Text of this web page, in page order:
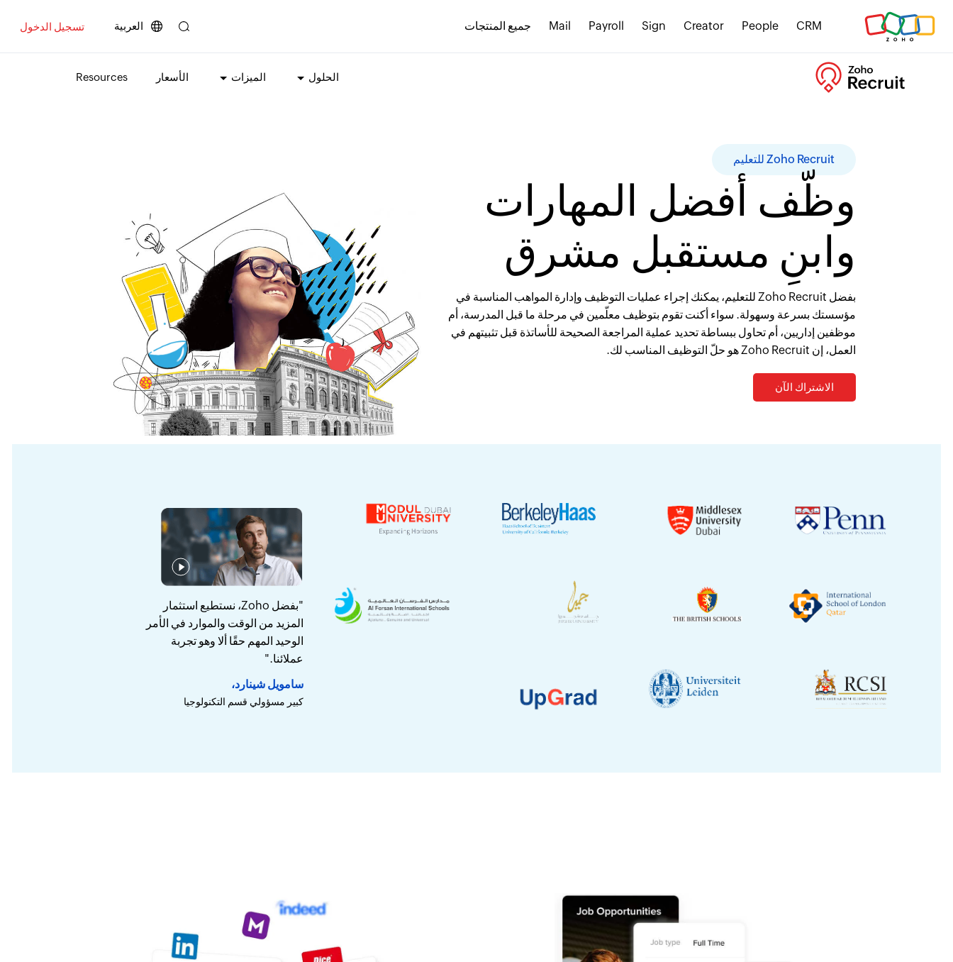
CRM
People
Creator
Sign
Payroll
Mail جميع المنتجات العربية تسجيل الدخول
الحلول الميزات الأسعار Resources
Zoho Recruit للتعليم
وظّف أفضل المهارات
وابنِ مستقبل مشرق
بفضل Zoho Recruit للتعليم، يمكنك إجراء عمليات التوظيف وإدارة المواهب المناسبة في
مؤسستك بسرعة وسهولة. سواء أكنت تقوم بتوظيف معلّمين في مرحلة ما قبل المدرسة، أم
موظفين إداريين، أم تحاول ببساطة تحديد عملية المراجعة الصحيحة للأساتذة قبل تثبيتهم في
العمل، إن Zoho Recruit هو حلّ التوظيف المناسب لك.
الاشتراك الآن
"بفضل Zoho، نستطيع استثمار
المزيد من الوقت والموارد في الأمر
الوحيد المهم حقًا ألا وهو تجربة
عملائنا."
سامويل شينارد،
كبير مسؤولي قسم التكنولوجيا